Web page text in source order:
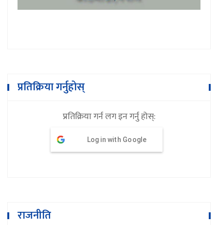
प्रतिक्रिया गर्नुहोस्
प्रतिक्रिया गर्न लग इन गर्नु होस्:
Log in with Google
राजनीति